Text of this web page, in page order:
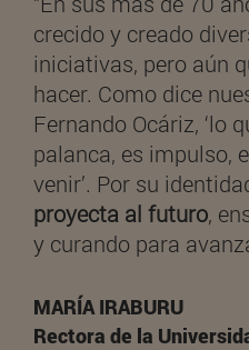
crecido y creado
iniciativas, pero aún
hacer. Como dice
Fernando Ocáriz, ‘lo
palanca, es impulso,
venir’. Por su
proyecta al futuro,
y curando para
MARÍA IRABURU
Rectora de la